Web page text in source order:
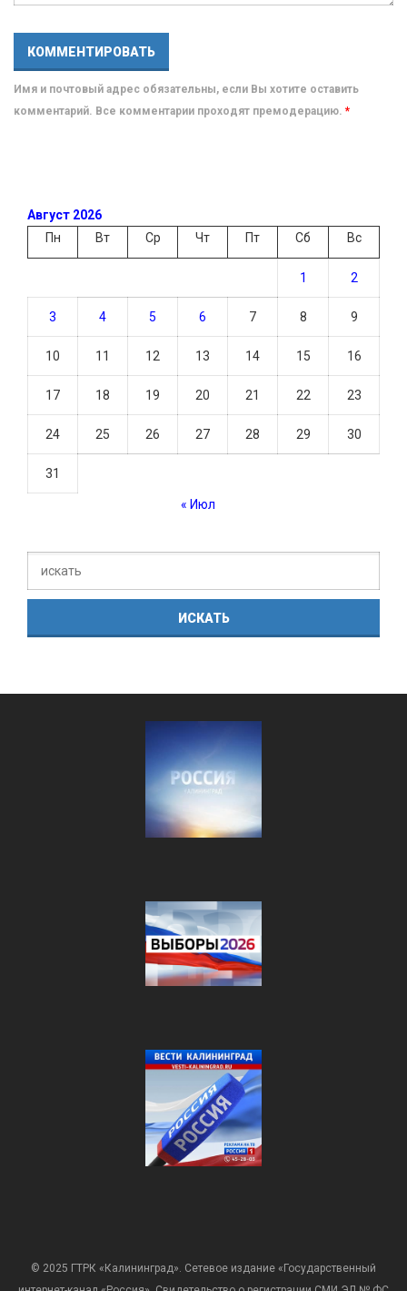
Имя и почтовый адрес обязательны, если Вы хотите оставить
комментарий. Все комментарии проходят премодерацию. *
Август 2026
Пн
Вт Ср Чт Пт Сб Вс
1 2
3 4 5 6 7 8 9
10 11 12 13 14 15 16
17 18 19 20 21 22 23
24 25 26 27 28 29 30
31
« Июл
© 2025 ГТРК «Калининград». Сетевое издание «Государственный